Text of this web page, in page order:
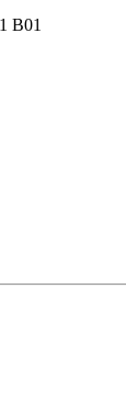
B01